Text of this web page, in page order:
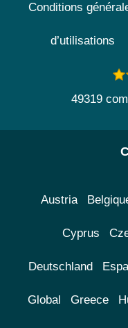
Conditions
d’utilisations
49319
Austria
Cyprus
Deutschland
Global Greece